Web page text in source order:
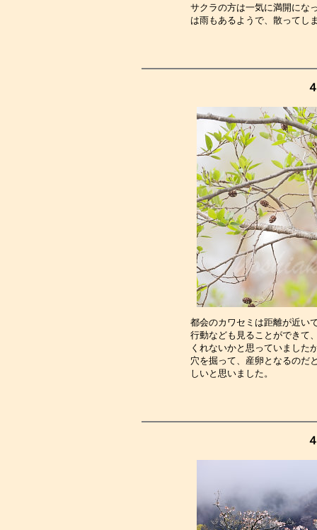
サクラの方は一気に満開にな
は雨もあるようで、
都会のカワセミは距離が近い
行動なども見ることができて
くれないかと思っていました
穴を掘って、産卵となるのだ
しいと